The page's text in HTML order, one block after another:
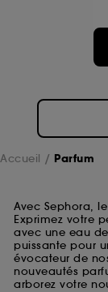
Accueil Parfum
Avec Sephora,
Exprimez votre
avec une eau
puissante pour
évocateur de
nouveautés
arborez votre